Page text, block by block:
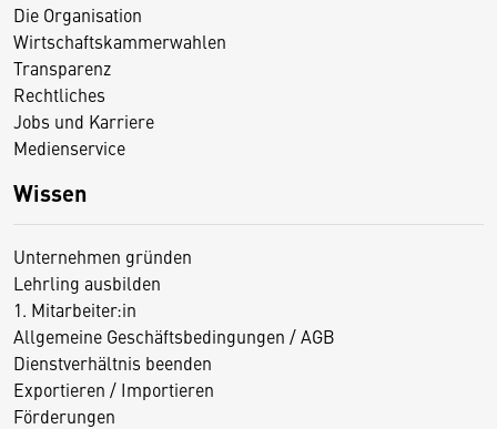
Die Organisation
Wirtschaftskammerwahlen
Transparenz
Rechtliches
Jobs und Karriere
Medienservice
Wissen
Unternehmen gründen
Lehrling ausbilden
1. Mitarbeiter:in
Allgemeine Geschäftsbedingungen / AGB
Dienstverhältnis beenden
Exportieren / Importieren
Förderungen